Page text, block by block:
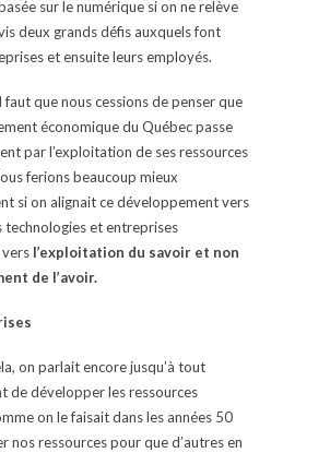
sur le numérique si on ne relève
deux grands défis auxquels font
et ensuite leurs employés.
faut que nous cessions de penser que
économique du Québec passe
par l’exploitation de ses ressources
ferions beaucoup mieux
si on alignait ce développement vers
technologies et entreprises
l’exploitation du savoir et non
de l’avoir.
on parlait encore jusqu’à tout
de développer les ressources
on le faisait dans les années 50
nos ressources pour que d’autres en